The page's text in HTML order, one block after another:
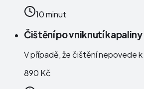
10 minut
Čištění po vniknutí kapaliny
V případě, že čištění nepovede
890 Kč